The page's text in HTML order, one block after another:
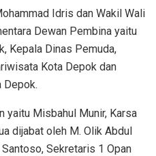
Idris dan Wakil Wali
Dewan Pembina yaitu
Kepala Dinas Pemuda,
Kota Depok dan
Depok.
yaitu Misbahul Munir, Karsa
dijabat oleh M. Olik Abdul
Sekretaris 1 Opan